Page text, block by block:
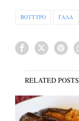
ΒΟΥΤΥΡΟ ΓΑΛΑ
RELATED POSTS